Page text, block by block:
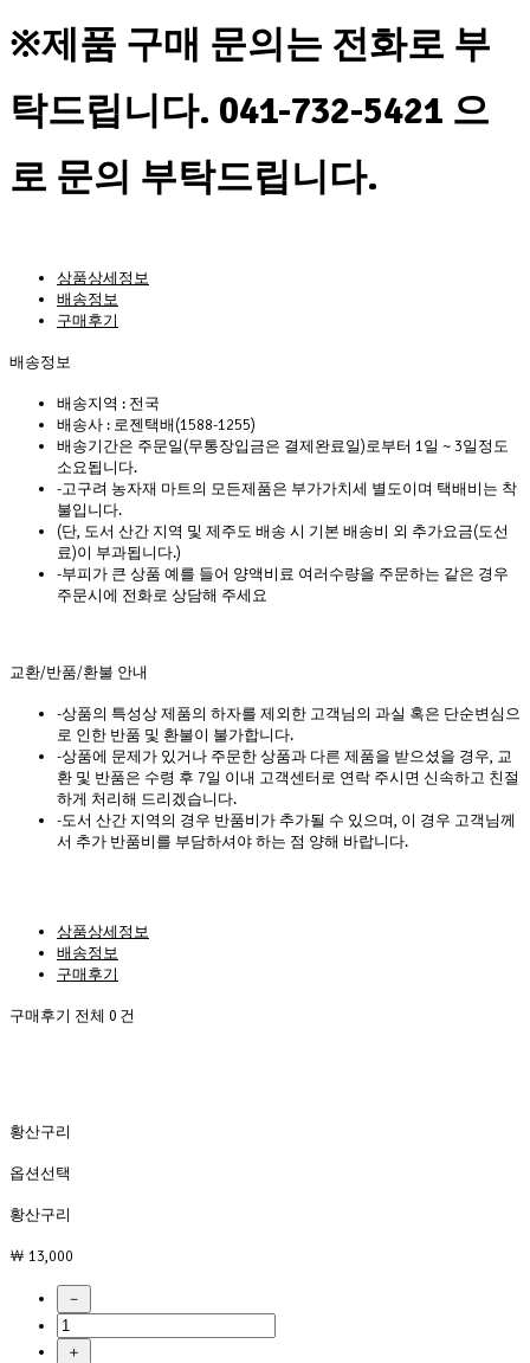
※제품 구매 문의는 전화로 부
탁드립니다. 041-732-5421 으
로 문의 부탁드립니다.
상품상세정보
배송정보
구매후기
배송정보
배송지역 : 전국
배송사 : 로젠택배(1588-1255)
배송기간은 주문일(무통장입금은 결제완료일)로부터 1일 ~ 3일정도
소요됩니다.
-고구려 농자재 마트의 모든제품은 부가가치세 별도이며 택배비는 착
불입니다.
(단, 도서 산간 지역 및 제주도 배송 시 기본 배송비 외 추가요금(도선
료)이 부과됩니다.)
-부피가 큰 상품 예를 들어 양액비료 여러수량을 주문하는 같은 경우
주문시에 전화로 상담해 주세요
교환/반품/환불 안내
-상품의 특성상 제품의 하자를 제외한 고객님의 과실 혹은 단순변심으
로 인한 반품 및 환불이 불가합니다.
-상품에 문제가 있거나 주문한 상품과 다른 제품을 받으셨을 경우, 교
환 및 반품은 수령 후 7일 이내 고객센터로 연락 주시면 신속하고 친절
하게 처리해 드리겠습니다.
-도서 산간 지역의 경우 반품비가 추가될 수 있으며, 이 경우 고객님께
서 추가 반품비를 부담하셔야 하는 점 양해 바랍니다.
상품상세정보
배송정보
구매후기
구매후기 전체 0 건
황산구리
옵션선택
황산구리
￦ 13,000
－
＋